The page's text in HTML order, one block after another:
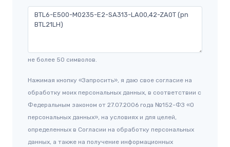
не более 50 символов.
Нажимая кнопку «Запросить», я даю свое согласие на
обработку моих персональных данных, в соответствии с
Федеральным законом от 27.07.2006 года №152-ФЗ «О
персональных данных», на условиях и для целей,
определенных в Согласии на обработку персональных
данных, а также на получение информационных